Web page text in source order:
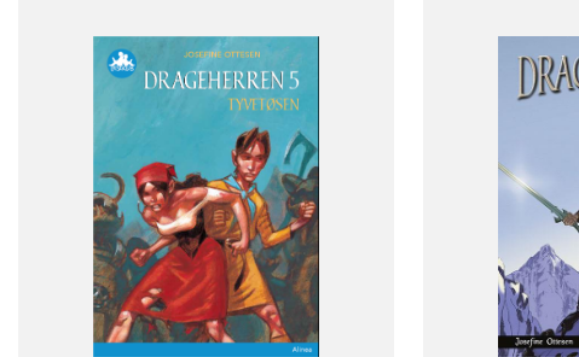
2. klasse 3. klasse 4. klasse 5. klasse
6. klasse
Flergangsbog
9788723540768
0. klasse 1. klasse
Flergangsbog
9788773696095